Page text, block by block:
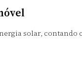
solar, contando